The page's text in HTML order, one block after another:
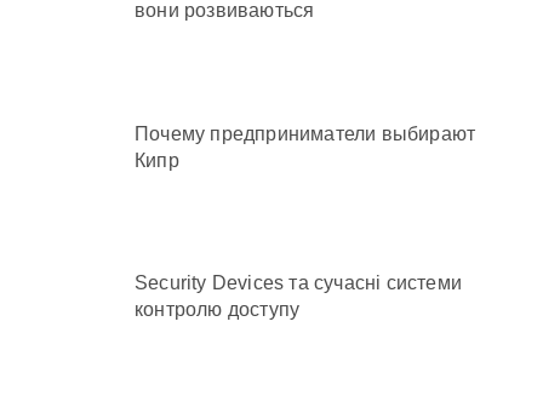
вони розвиваються
Почему предприниматели выбирают
Кипр
Security Devices та сучасні системи
контролю доступу